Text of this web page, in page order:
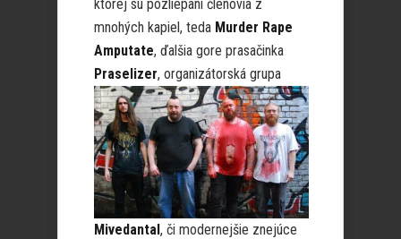
ktorej sú pozliepaní členovia z
mnohých kapiel, teda Murder Rape
Amputate, ďalšia gore prasačinka
Praselizer, organizátorská grupa
Mivedantal, či modernejšie znejúce